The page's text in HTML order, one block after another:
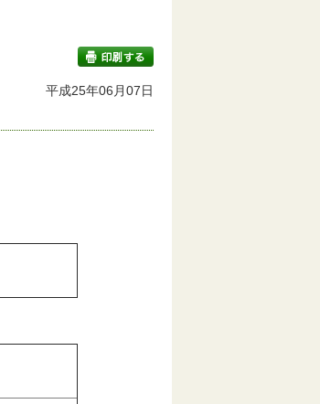
印刷する
平成25年06月07日